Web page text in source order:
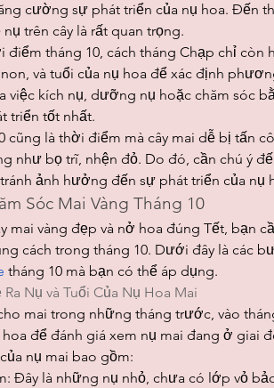
cường sự phát triển của nụ hoa. Đến
trên cây là rất quan trọng.
điểm tháng 10, cách tháng Chạp chỉ còn
và tuổi của nụ hoa để xác định
việc kích nụ, dưỡng nụ hoặc chăm sóc
triển tốt nhất.
cũng là thời điểm mà cây mai dễ bị tấn
như bọ trĩ, nhện đỏ. Do đó, cần chú ý
ảnh hưởng đến sự phát triển của nụ
Sóc Mai Vàng Tháng 10
mai vàng đẹp và nở hoa đúng Tết, bạn
cách trong tháng 10. Dưới đây là các
tháng 10 mà bạn có thể áp dụng.
Ra Nụ và Tuổi Của Nụ Hoa Mai
mai trong những tháng trước, vào
để đánh giá xem nụ mai đang ở giai
nụ mai bao gồm:
Đây là những nụ nhỏ, chưa có lớp vỏ